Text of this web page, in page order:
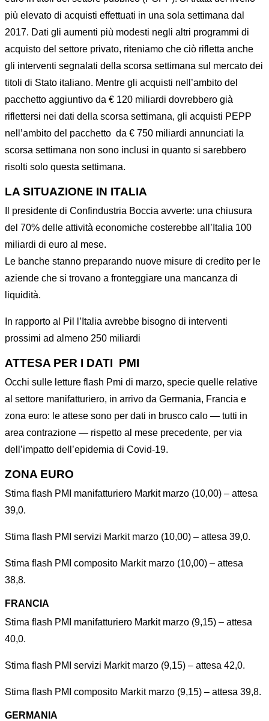
più elevato di acquisti effettuati in una sola settimana dal
2017. Dati gli aumenti più modesti negli altri programmi di
acquisto del settore privato, riteniamo che ciò rifletta anche
gli interventi segnalati della scorsa settimana sul mercato dei
titoli di Stato italiano. Mentre gli acquisti nell’ambito del
pacchetto aggiuntivo da € 120 miliardi dovrebbero già
riflettersi nei dati della scorsa settimana, gli acquisti PEPP
nell’ambito del pacchetto da € 750 miliardi annunciati la
scorsa settimana non sono inclusi in quanto si sarebbero
risolti solo questa settimana.
LA SITUAZIONE IN ITALIA
Il presidente di Confindustria Boccia avverte: una chiusura
del 70% delle attività economiche costerebbe all’Italia 100
miliardi di euro al mese.
Le banche stanno preparando nuove misure di credito per le
aziende che si trovano a fronteggiare una mancanza di
liquidità.
In rapporto al Pil l’Italia avrebbe bisogno di interventi
prossimi ad almeno 250 miliardi
ATTESA PER I DATI PMI
Occhi sulle letture flash Pmi di marzo, specie quelle relative
al settore manifatturiero, in arrivo da Germania, Francia e
zona euro: le attese sono per dati in brusco calo — tutti in
area contrazione — rispetto al mese precedente, per via
dell’impatto dell’epidemia di Covid-19.
ZONA EURO
Stima flash PMI manifatturiero Markit marzo (10,00) – attesa
39,0.
Stima flash PMI servizi Markit marzo (10,00) – attesa 39,0.
Stima flash PMI composito Markit marzo (10,00) – attesa
38,8.
FRANCIA
Stima flash PMI manifatturiero Markit marzo (9,15) – attesa
40,0.
Stima flash PMI servizi Markit marzo (9,15) – attesa 42,0.
Stima flash PMI composito Markit marzo (9,15) – attesa 39,8.
GERMANIA